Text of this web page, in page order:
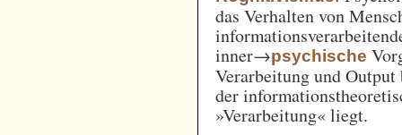
das Verhalten von
inner→psychische
Verarbeitung und
der
»Verarbeitung« liegt.